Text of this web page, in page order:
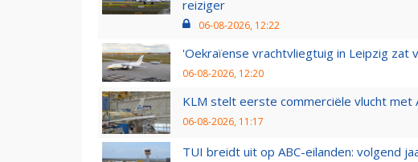
reiziger
06-08-2026, 12:22
'Oekraïense vrachtvliegtuig in Leipzig zat
06-08-2026, 12:20
KLM stelt eerste commerciële vlucht met
06-08-2026, 11:17
TUI breidt uit op ABC-eilanden: volgend